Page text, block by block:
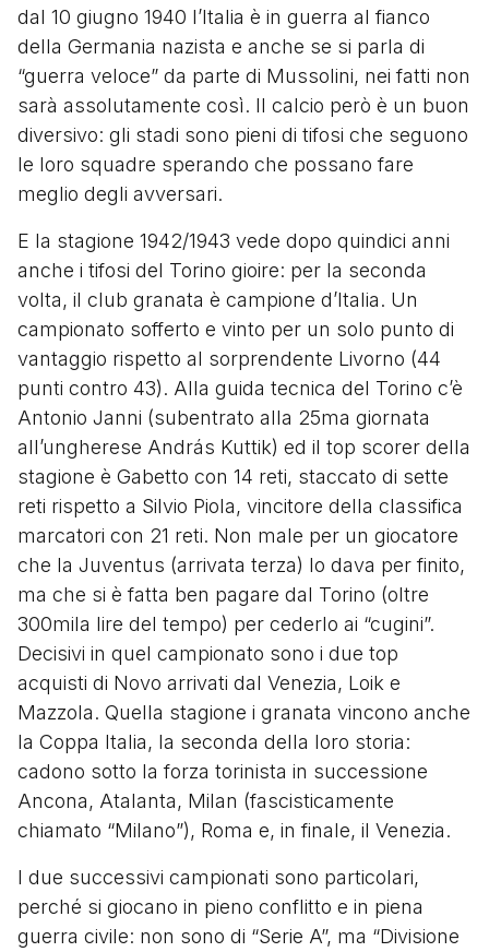
dal 10 giugno 1940 l’Italia è in guerra al fianco
della Germania nazista e anche se si parla di
“guerra veloce” da parte di Mussolini, nei fatti non
sarà assolutamente così. Il calcio però è un buon
diversivo: gli stadi sono pieni di tifosi che seguono
le loro squadre sperando che possano fare
meglio degli avversari.
E la stagione 1942/1943 vede dopo quindici anni
anche i tifosi del Torino gioire: per la seconda
volta, il club granata è campione d’Italia. Un
campionato sofferto e vinto per un solo punto di
vantaggio rispetto al sorprendente Livorno (44
punti contro 43). Alla guida tecnica del Torino c’è
Antonio Janni (subentrato alla 25ma giornata
all’ungherese András Kuttik) ed il top scorer della
stagione è Gabetto con 14 reti, staccato di sette
reti rispetto a Silvio Piola, vincitore della classifica
marcatori con 21 reti. Non male per un giocatore
che la Juventus (arrivata terza) lo dava per finito,
ma che si è fatta ben pagare dal Torino (oltre
300mila lire del tempo) per cederlo ai “cugini”.
Decisivi in quel campionato sono i due top
acquisti di Novo arrivati dal Venezia, Loik e
Mazzola. Quella stagione i granata vincono anche
la Coppa Italia, la seconda della loro storia:
cadono sotto la forza torinista in successione
Ancona, Atalanta, Milan (fascisticamente
chiamato “Milano”), Roma e, in finale, il Venezia.
I due successivi campionati sono particolari,
perché si giocano in pieno conflitto e in piena
guerra civile: non sono di “Serie A”, ma “Divisione